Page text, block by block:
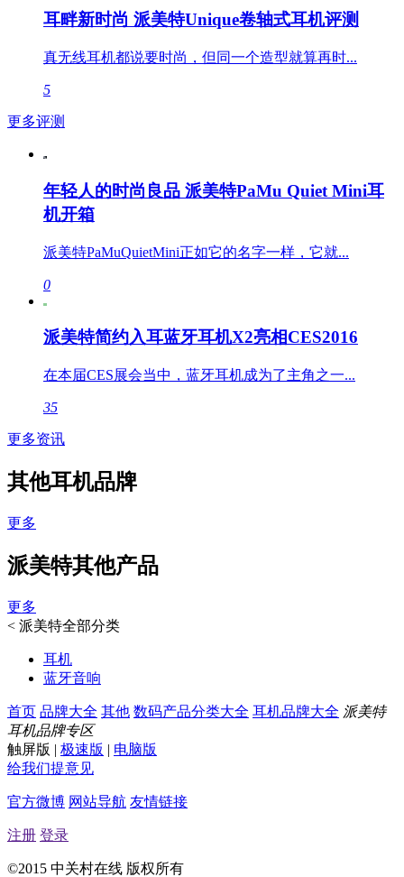
耳畔新时尚 派美特Unique卷轴式耳机评测
真无线耳机都说要时尚，但同一个造型就算再时...
5
更多评测
年轻人的时尚良品 派美特PaMu Quiet Mini耳
机开箱
派美特PaMuQuietMini正如它的名字一样，它就...
0
派美特简约入耳蓝牙耳机X2亮相CES2016
在本届CES展会当中，蓝牙耳机成为了主角之一...
35
更多资讯
其他耳机品牌
更多
派美特其他产品
更多
< 派美特全部分类
耳机
蓝牙音响
首页 品牌大全 其他 数码产品分类大全 耳机品牌大全 派美特
耳机品牌专区
触屏版 | 极速版 | 电脑版
给我们提意见
官方微博 网站导航 友情链接
注册 登录
©2015 中关村在线 版权所有